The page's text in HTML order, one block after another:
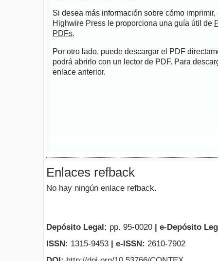
Si desea más información sobre cómo
Highwire Press le proporciona una guía útil de
PDFs.
Por otro lado, puede descargar el PDF
podrá abrirlo con un lector de PDF. Para
enlace anterior.
Enlaces refback
No hay ningún enlace refback.
Depósito Legal: pp. 95-0020 | e-Depósito
ISSN: 1315-9453 | e-ISSN: 2610-7902